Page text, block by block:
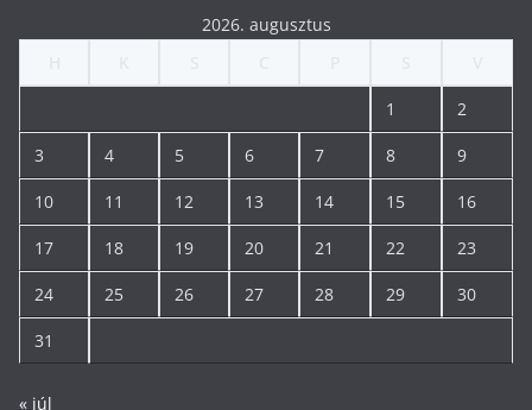
2026. augusztus
1 2
3 4 5 6 7 8 9
10 11 12 13 14 15 16
17 18 19 20 21 22 23
24 25 26 27 28 29 30
31
« júl